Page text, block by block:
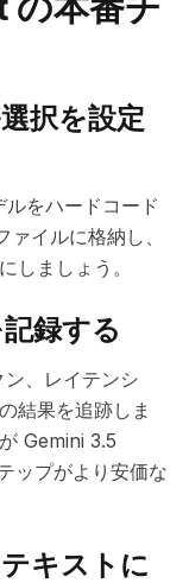
択を設定
をハードコード
イルに格納し、
しましょう。
録する
、レイテンシ
結果を追跡しま
Gemini 3.5
ップがより安価な
キストに